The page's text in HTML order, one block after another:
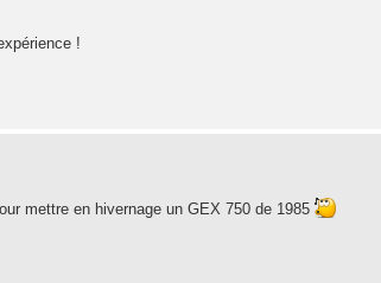
!
mettre en hivernage un GEX 750 de 1985